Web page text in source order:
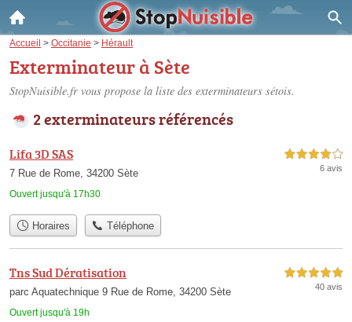
Accueil > Occitanie > Hérault
Exterminateur à Sète
StopNuisible.fr vous propose la liste des exterminateurs sétois.
2 exterminateurs référencés
Lifa 3D SAS
7 Rue de Rome, 34200 Sète
Ouvert jusqu'à 17h30
4,0 étoiles sur 5
6 avis
Horaires Téléphone
Tns Sud Dératisation
parc Aquatechnique 9 Rue de Rome, 34200 Sète
Ouvert jusqu'à 19h
5,0 étoiles sur 5
40 avis